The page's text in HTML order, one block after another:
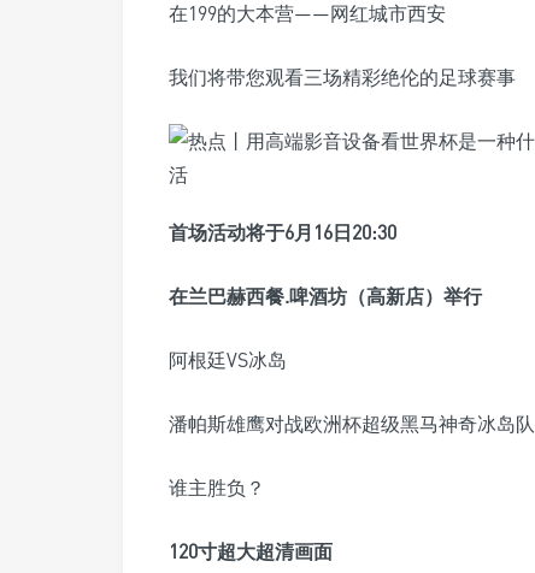
在199的大本营——网红城市西安
我们将带您观看三场精彩绝伦的足球赛事
首场活动将于6月16日20:30
在兰巴赫西餐.啤酒坊（高新店）举行
阿根廷VS冰岛
潘帕斯雄鹰对战欧洲杯超级黑马神奇冰岛队
谁主胜负？
120寸超大超清画面